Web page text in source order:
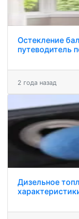
Остекление
путеводитель
2 года назад
Дизельное